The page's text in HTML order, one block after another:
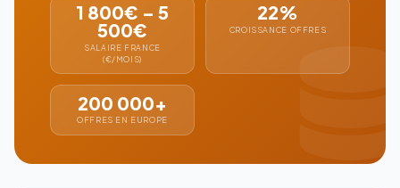
1 800€ – 5
500€
SALAIRE FRANCE
(€/MOIS)
22%
CROISSANCE OFFRES
200 000+
OFFRES EN EUROPE